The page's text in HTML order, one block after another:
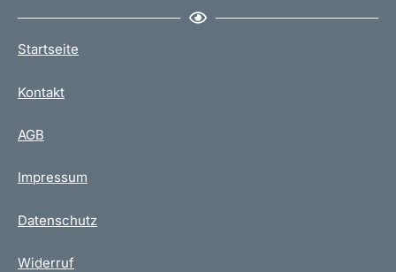
Startseite
Kontakt
AGB
Impressum
Datenschutz
Widerruf